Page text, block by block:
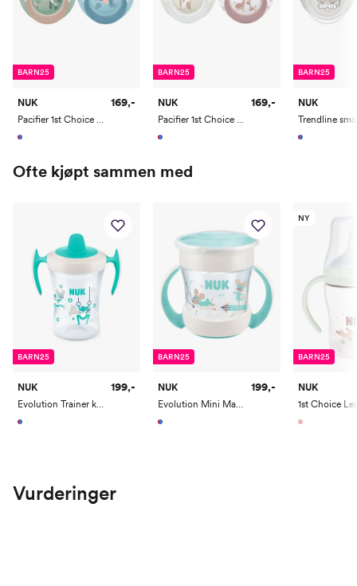
BARN25
NUK
Pacifier 1st Choice Turtle/Whale 6-18m
169,-
BARN25
NUK
Pacifier 1st Choice Giraffe/Penguin 0-6m
169,-
BARN25
NUK
Ofte kjøpt sammen med
BARN25
NUK
Evolution Trainer kopp 6m+ Nøytral
199,-
BARN25
NUK
Evolution Mini Magic Cup 6m+ Nøytral
199,-
NY
BARN25
NUK
Vurderinger